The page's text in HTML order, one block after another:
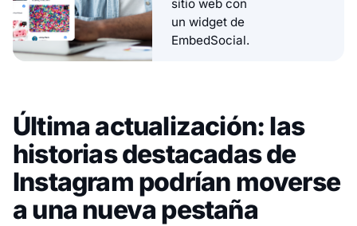
sitio web con
un widget de
EmbedSocial.
Última actualización: las
historias destacadas de
Instagram podrían moverse
a una nueva pestaña